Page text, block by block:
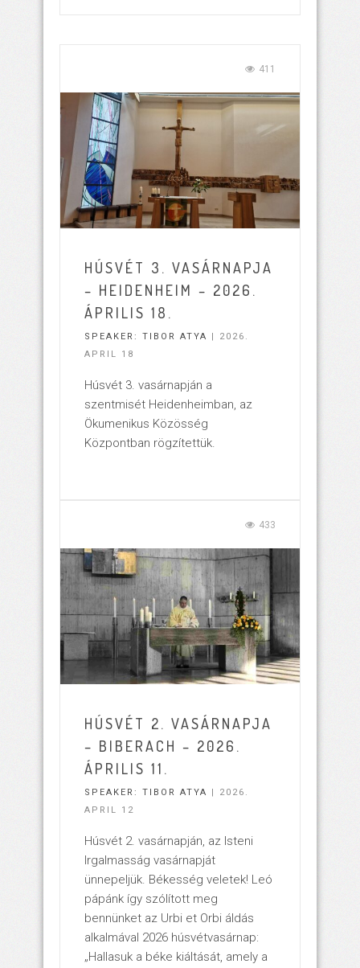
411
HÚSVÉT 3. VASÁRNAPJA
– HEIDENHEIM – 2026.
ÁPRILIS 18.
SPEAKER: TIBOR ATYA
| 2026.
APRIL 18
Húsvét 3. vasárnapján a
szentmisét Heidenheimban, az
Ökumenikus Közösség
Központban rögzítettük.
433
HÚSVÉT 2. VASÁRNAPJA
– BIBERACH – 2026.
ÁPRILIS 11.
SPEAKER: TIBOR ATYA
| 2026.
APRIL 12
Húsvét 2. vasárnapján, az Isteni
Irgalmasság vasárnapját
ünnepeljük. Békesség veletek! Leó
pápánk így szólított meg
bennünket az Urbi et Orbi áldás
alkalmával 2026 húsvétvasárnap:
„Hallasuk a béke kiáltását, amely a